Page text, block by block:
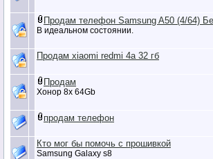
Продам телефон Samsung A50 (4/64)
В идеальном состоянии.
Продам xiaomi redmi 4a 32 гб
Продам
Хонор 8х 64Gb
продам телефон
Кто мог бы помочь с прошивкой
Samsung Galaxy s8